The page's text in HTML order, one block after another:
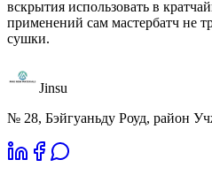
вскрытия использовать в
применений сам мастербатч не
сушки.
Jinsu
№ 28, Бэйгуаньду Роуд, район